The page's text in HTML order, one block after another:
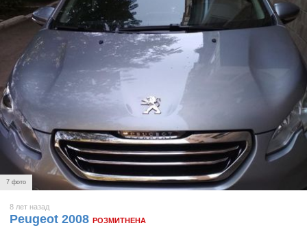
7 фото
8 лет назад
Peugeot 2008 РОЗМИТНЕНА